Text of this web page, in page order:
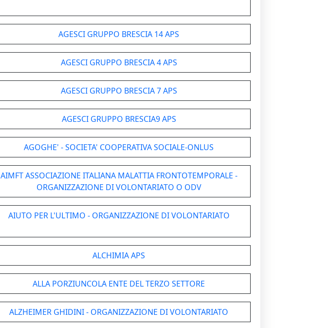
AGESCI GRUPPO BRESCIA 14 APS
AGESCI GRUPPO BRESCIA 4 APS
AGESCI GRUPPO BRESCIA 7 APS
AGESCI GRUPPO BRESCIA9 APS
AGOGHE' - SOCIETA' COOPERATIVA SOCIALE-ONLUS
AIMFT ASSOCIAZIONE ITALIANA MALATTIA FRONTOTEMPORALE -
ORGANIZZAZIONE DI VOLONTARIATO O ODV
AIUTO PER L'ULTIMO - ORGANIZZAZIONE DI VOLONTARIATO
ALCHIMIA APS
ALLA PORZIUNCOLA ENTE DEL TERZO SETTORE
ALZHEIMER GHIDINI - ORGANIZZAZIONE DI VOLONTARIATO